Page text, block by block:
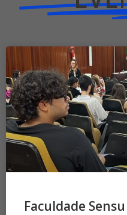
Faculdade